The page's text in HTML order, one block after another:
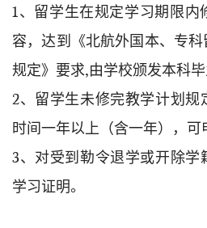
1、留学生在规定学习期限内
容，达到《北航外国本、专
规定》要求,由学校颁发本科毕
2、留学生未修完教学计划规
时间一年以上（含一年），可
3、对受到勒令退学或开除学
学习证明。